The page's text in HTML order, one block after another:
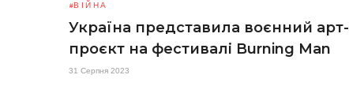
ВІЙНА
Україна представила воєнний арт-
проєкт на фестивалі Burning Man
31 Серпня 2023